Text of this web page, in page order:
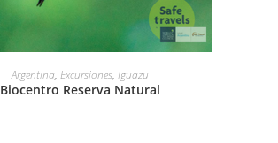
LEER MÁS
Argentina, Excursiones, Iguazu
Biocentro Reserva Natural